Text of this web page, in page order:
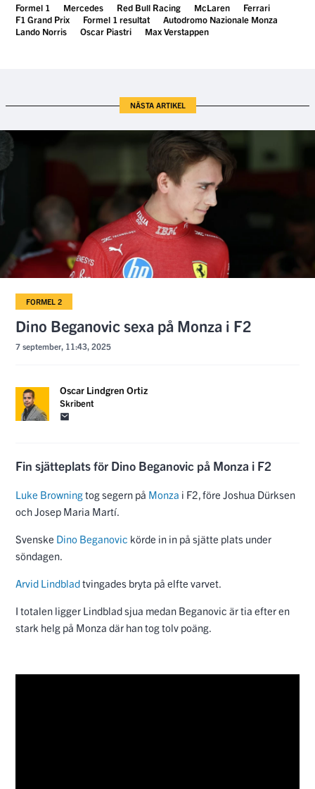
Formel 1 Mercedes Red Bull Racing McLaren
Ferrari
F1 Grand Prix
Formel 1 resultat
Autodromo Nazionale Monza
Lando Norris
Oscar Piastri Max Verstappen
NÄSTA ARTIKEL
FORMEL 2
Dino Beganovic sexa på Monza i F2
7 september, 11:43, 2025
Oscar Lindgren Ortiz
Skribent
Fin sjätteplats för Dino Beganovic på Monza i F2
Luke Browningtog segern på Monza i F2, före Joshua Dürksen
och Josep Maria Martí.
Svenske Dino Beganovic körde in in på sjätte plats under
söndagen.
Arvid Lindbladtvingades bryta på elfte varvet.
I totalen ligger Lindblad sjua medan Beganovic är tia efter en
stark helg på Monza där han tog tolv poäng.